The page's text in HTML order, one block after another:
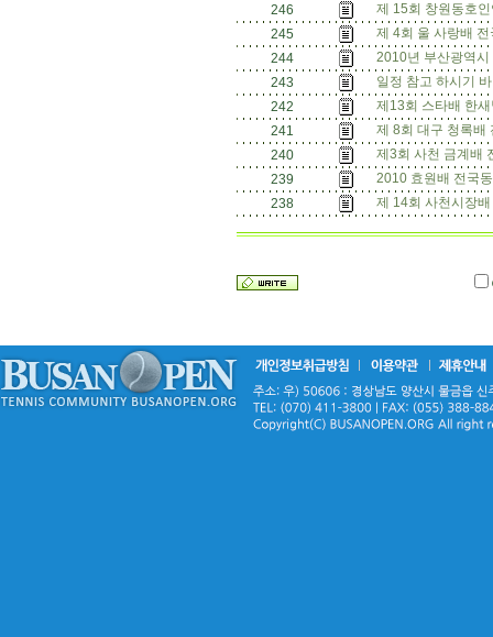
246
제 15회 창원동호
245
제 4회 울 사랑배
244
2010년 부산광역
243
일정 참고 하시기
242
제13회 스타배 한
241
제 8회 대구 청록
240
제3회 사천 금계배
239
2010 효원배 전국
238
제 14회 사천시장